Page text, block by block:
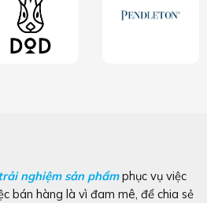
nghiệm sản phẩmphục vụ việc
bán hàng là vì đam mê, để chia sẻ